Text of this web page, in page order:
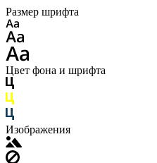
Размер шрифта
Цвет фона и шрифта
Изображения